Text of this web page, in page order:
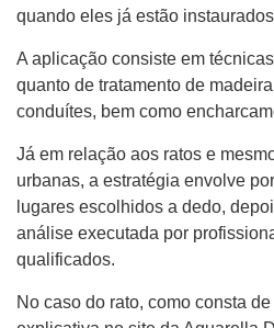
quando eles já estão
A aplicação consiste em
quanto de tratamento de
conduítes, bem como
Já em relação aos ratos e
urbanas, a estratégia envolve
lugares escolhidos a dedo,
análise executada por
qualificados.
No caso do rato, como consta